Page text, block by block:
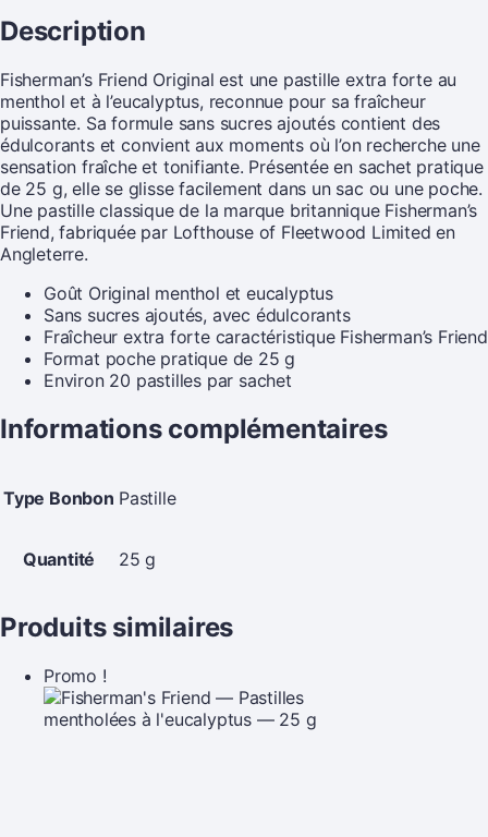
Description
Fisherman’s Friend Original est une pastille extra forte au
menthol et à l’eucalyptus, reconnue pour sa fraîcheur
puissante. Sa formule sans sucres ajoutés contient des
édulcorants et convient aux moments où l’on recherche une
sensation fraîche et tonifiante. Présentée en sachet pratique
de 25 g, elle se glisse facilement dans un sac ou une poche.
Une pastille classique de la marque britannique Fisherman’s
Friend, fabriquée par Lofthouse of Fleetwood Limited en
Angleterre.
Goût Original menthol et eucalyptus
Sans sucres ajoutés, avec édulcorants
Fraîcheur extra forte caractéristique Fisherman’s Friend
Format poche pratique de 25 g
Environ 20 pastilles par sachet
Informations complémentaires
Type Bonbon Pastille
Quantité 25 g
Produits similaires
Promo !